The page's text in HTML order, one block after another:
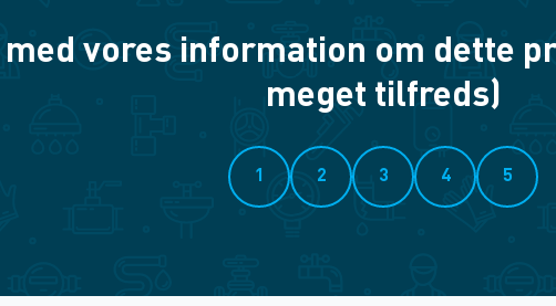
vores information om dette
meget tilfreds)
1 2 3 4 5